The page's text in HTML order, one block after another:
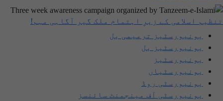
تنظیم اسلامی کے زیرِ اہتمام ملک گیر آگاہی مہم!
یونیورسٹیز ترمیمی بل
یونیورسٹیز بل
یونیورسٹیز
یونیورسٹیاں
یونیورسٹی روڈ
یونیورسٹی آف مینجمنٹ سائنسز